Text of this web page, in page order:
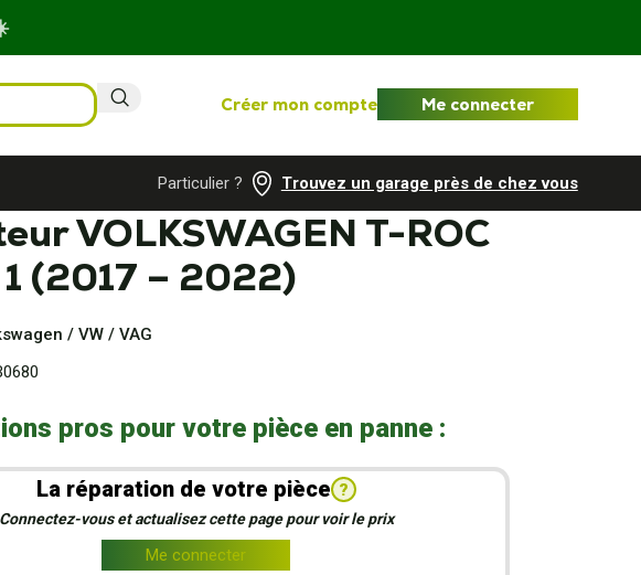
Créer mon compte Me connecter
Particulier ? Trouvez un garage près de chez vous
VOLKSWAGEN T-ROC
(2017 – 2022)
/ VW / VAG
pros pour votre pièce en panne :
La réparation de votre pièce ?
Connectez-vous et actualisez cette page pour voir le prix
Me connecter